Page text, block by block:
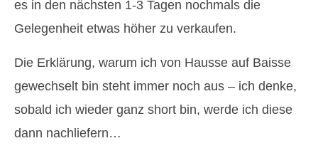
es in den nächsten 1-3 Tagen nochmals die
Gelegenheit etwas höher zu verkaufen.
Die Erklärung, warum ich von Hausse auf Baisse
gewechselt bin steht immer noch aus – ich denke,
sobald ich wieder ganz short bin, werde ich diese
dann nachliefern…